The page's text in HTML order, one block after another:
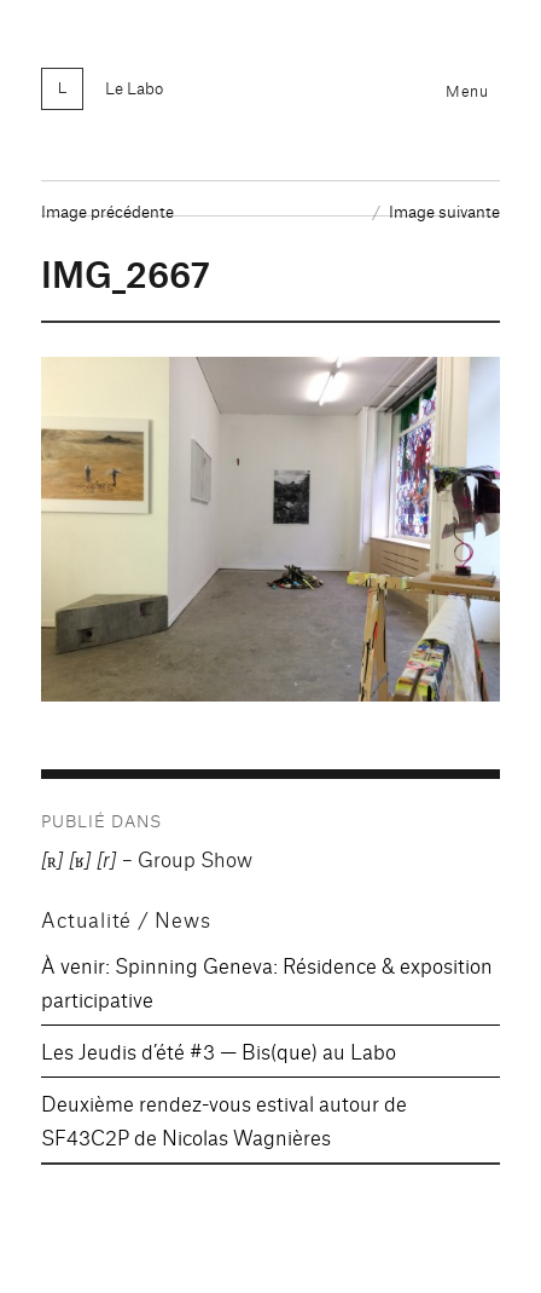
Le Labo Menu
Image précédente Image suivante
IMG_2667
de
PUBLIÉ DANS
[ʀ] [ʁ] [r] – Group Show
Actualité / News
À venir: Spinning Geneva: Résidence & exposition
participative
Les Jeudis d’été #3 — Bis(que) au Labo
Deuxième rendez-vous estival autour de
SF43C2P de Nicolas Wagnières